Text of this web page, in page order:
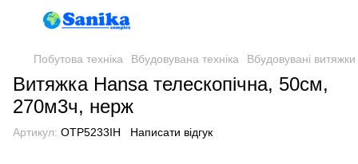
Побутова техніка Вбудовувана техніка Вбудовувані витяжки
Витяжка Hansa телескопічна, 50см,
270м3ч, нерж
Артикул: OTP5233IH Написати відгук